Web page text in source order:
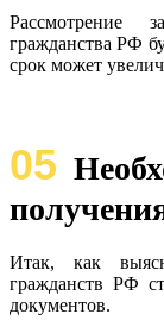
Рассмотрение
гражданства РФ
срок может
05
Итак, как
гражданств РФ
документов.